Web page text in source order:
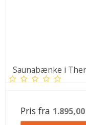
Saunabænke i
Pris fra